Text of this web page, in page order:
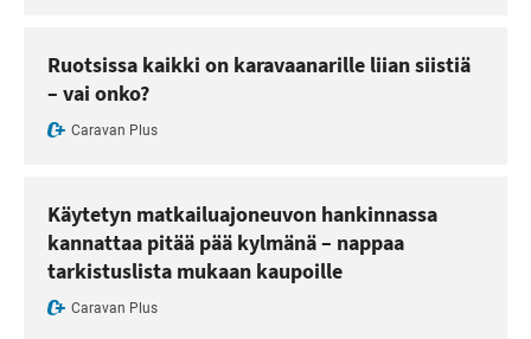
Ruotsissa kaikki on karavaanarille liian siistiä
– vai onko?
Caravan Plus
Käytetyn matkailuajoneuvon hankinnassa
kannattaa pitää pää kylmänä – nappaa
tarkistuslista mukaan kaupoille
Caravan Plus